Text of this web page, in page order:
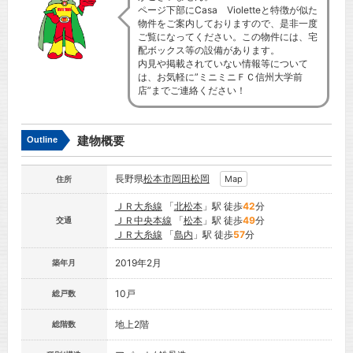
ページ下部にCasa Violetteと特徴が似た
物件をご案内しておりますので、是非一度
ご覧になってください。この物件には、宅
配ボックス等の設備があります。
内見や掲載されていない情報等について
は、お気軽に”ミニミニＦＣ信州大学前
店”までご連絡ください！
Outline 建物概要
住所 長野県松本市岡田松岡 Map
交通
ＪＲ大糸線 「北松本」駅 徒歩42分
ＪＲ中央本線 「松本」駅 徒歩49分
ＪＲ大糸線 「島内 」駅 徒歩57分
築年月 2019年2月
総戸数 10戸
総階数 地上2階